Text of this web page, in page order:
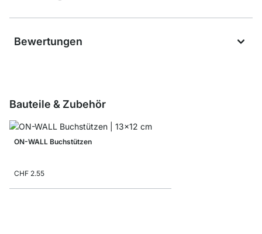
Bewertungen
Bauteile & Zubehör
ON-WALL Buchstützen
CHF 2.55